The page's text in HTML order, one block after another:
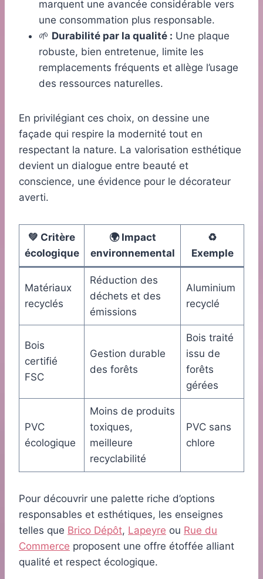
marquent une avancée considérable vers
une consommation plus responsable.
🌱 Durabilité par la qualité : Une plaque
robuste, bien entretenue, limite les
remplacements fréquents et allège l’usage
des ressources naturelles.
En privilégiant ces choix, on dessine une
façade qui respire la modernité tout en
respectant la nature. La valorisation esthétique
devient un dialogue entre beauté et
conscience, une évidence pour le décorateur
averti.
💚 Critère
écologique
🌍 Impact
environnemental
♻️
Exemple
Matériaux
recyclés
Réduction des
déchets et des
émissions
Aluminium
recyclé
Bois
certifié
FSC
Gestion durable
des forêts
Bois traité
issu de
forêts
gérées
PVC
écologique
Moins de produits
toxiques,
meilleure
recyclabilité
PVC sans
chlore
Pour découvrir une palette riche d’options
responsables et esthétiques, les enseignes
telles que Brico Dépôt, Lapeyre ou Rue du
Commerce proposent une offre étoffée alliant
qualité et respect écologique.